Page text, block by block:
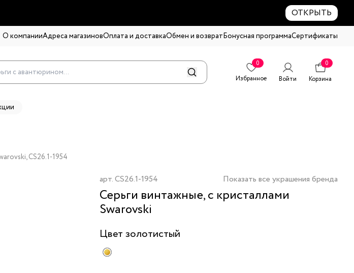
ОТКРЫТЬ
О компанииАдреса магазиновОплата и доставкаОбмен и возвратБонусная программаСертификаты
0
Избранное
Войти
0
Корзина
CS26.1-1954
арт.CS26.1-1954 Показать все украшения бренда
Серьги винтажные, с кристаллами
Swarovski
Цвет золотистый